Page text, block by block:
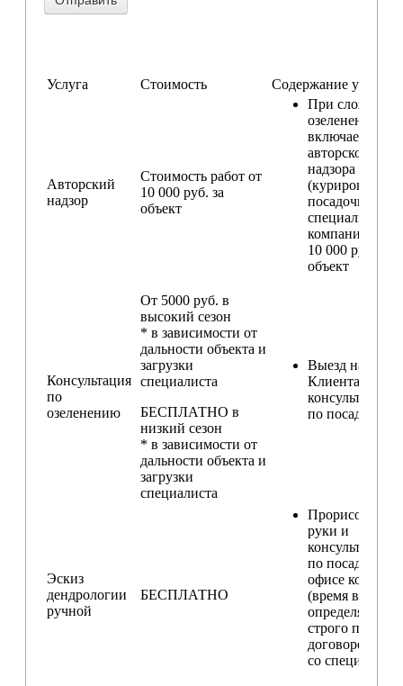
Услуга Стоимость Содержание услуги
Авторский
надзор
Стоимость работ от
10 000 руб. за
объект
При сложном
озеленении
включаем
авторского
надзора
(курирование
посадочных
специалистом
компании) —
10 000 руб. за
объект
Консультация
по
озеленению
От 5000 руб. в
высокий сезон
* в зависимости от
дальности объекта и
загрузки
специалиста
БЕСПЛАТНО в
низкий сезон
* в зависимости от
дальности объекта и
загрузки
специалиста
Выезд на
Клиента для
по посадкам
Эскиз
дендрологии
ручной
БЕСПЛАТНО
Прорисовка от
руки и
по посадкам в
офисе
(время встречи
определяется
строго по
со